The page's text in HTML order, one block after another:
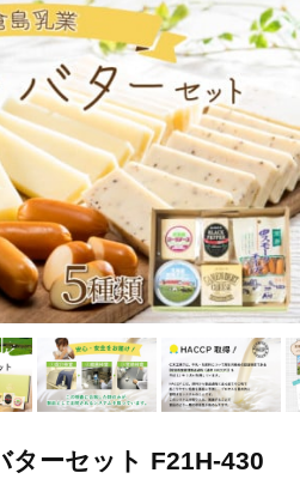
ターセット F21H-430